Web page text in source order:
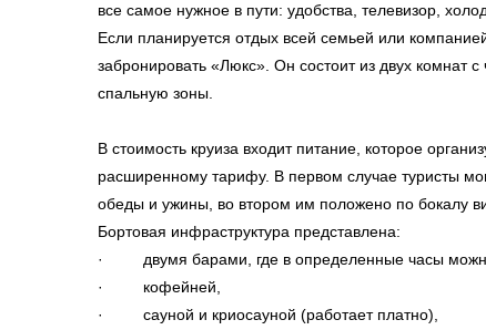
все самое нужное в пути: удобства, телевизор,
Если планируется отдых всей семьей или
забронировать «Люкс». Он состоит из двух комнат
спальную зоны.
В стоимость круиза входит питание, которое
расширенному тарифу. В первом случае туристы
обеды и ужины, во втором им положено по бокалу
Бортовая инфраструктура представлена:
· двумя барами, где в определенные часы можно
· кофейней,
· сауной и криосауной (работает платно),